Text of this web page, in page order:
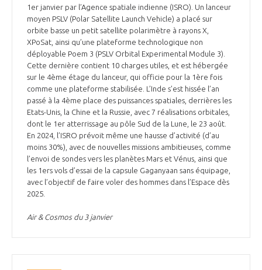
1er janvier par l’Agence spatiale indienne (ISRO). Un lanceur
moyen PSLV (Polar Satellite Launch Vehicle) a placé sur
orbite basse un petit satellite polarimètre à rayons X,
XPoSat, ainsi qu’une plateforme technologique non
déployable Poem 3 (PSLV Orbital Experimental Module 3).
Cette dernière contient 10 charges utiles, et est hébergée
sur le 4ème étage du lanceur, qui officie pour la 1ère fois
comme une plateforme stabilisée. L’Inde s’est hissée l’an
passé à la 4ème place des puissances spatiales, derrières les
Etats-Unis, la Chine et la Russie, avec 7 réalisations orbitales,
dont le 1er atterrissage au pôle Sud de la Lune, le 23 août.
En 2024, l’ISRO prévoit même une hausse d’activité (d’au
moins 30%), avec de nouvelles missions ambitieuses, comme
l’envoi de sondes vers les planètes Mars et Vénus, ainsi que
les 1ers vols d’essai de la capsule Gaganyaan sans équipage,
avec l’objectif de faire voler des hommes dans l’Espace dès
2025.
Air & Cosmos du 3 janvier